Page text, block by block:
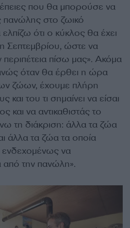
που θα μπορούσε να
πανώλης στο ζωικό
ότι ο κύκλος θα έχει
Σεπτεμβρίου, ώστε να
πίσω μας». Ακόμα
όταν θα έρθει η ώρα
ζώων, έχουμε πλήρη
του τι σημαίνει να είσαι
και να αντικαθιστάς το
τη διάκριση: άλλα τα ζώα
άλλα τα ζώα τα οποία
να
την πανώλη».